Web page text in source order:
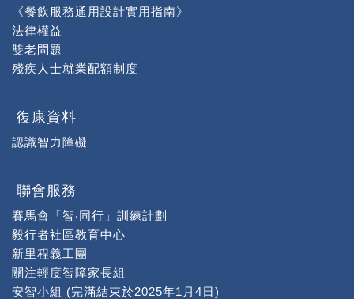
《餐飲服務通用設計實用指南》
法律權益
雙老問題
殘疾人士就業配額制度
復康資料
認識智力障礙
聯會服務
賽馬會「智‧同行」訓練計劃
毅行者社區教育中心
新里程義工團
關注輕度智障家長組
安智小組 (完滿結束於2025年1月4日)